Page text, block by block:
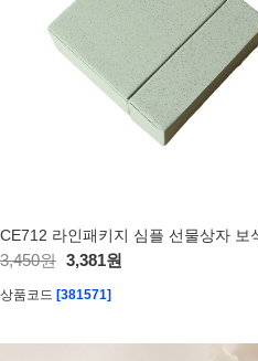
3,450원 3,381원
상품코드 [381571]